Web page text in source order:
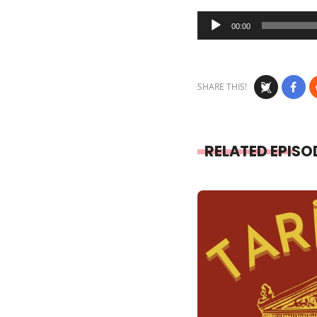
Audio
Player
00:00
SHARE THIS!
RELATED